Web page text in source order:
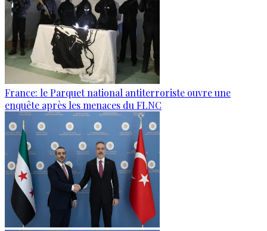
France: le Parquet national antiterroriste ouvre une
enquête après les menaces du FLNC